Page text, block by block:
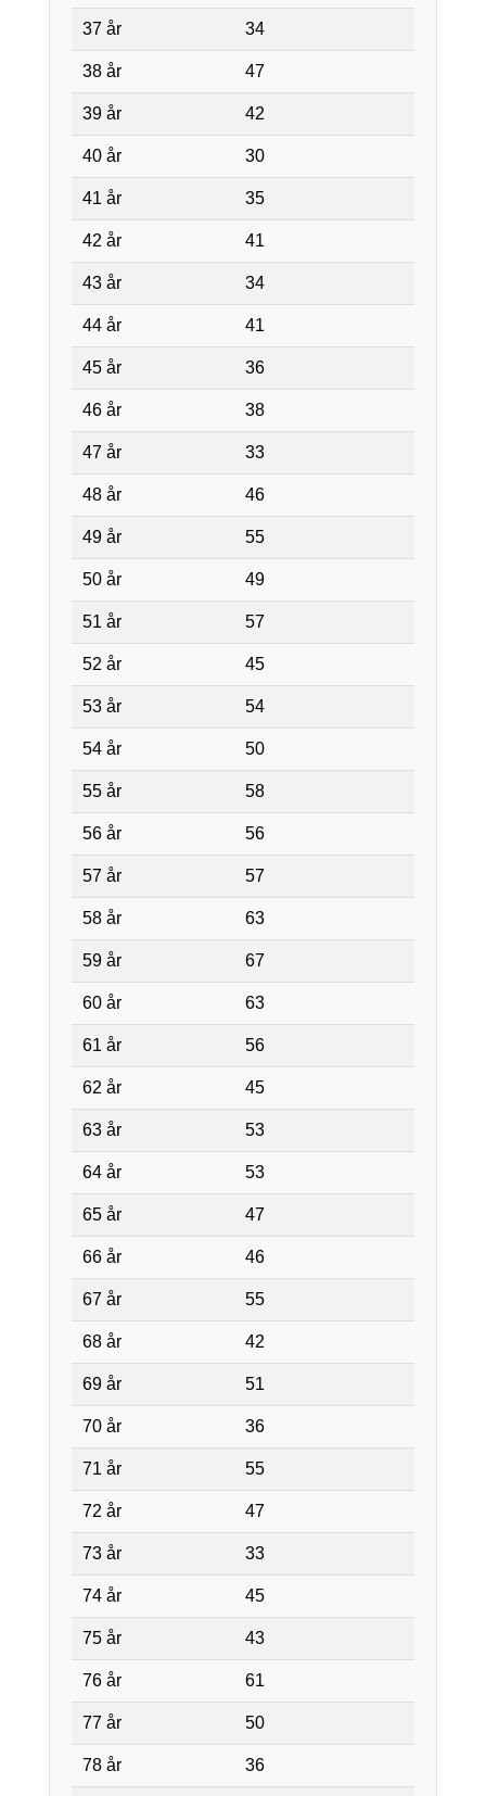
37 år 34
38 år 47
39 år 42
40 år 30
41 år 35
42 år 41
43 år 34
44 år 41
45 år 36
46 år 38
47 år 33
48 år 46
49 år 55
50 år 49
51 år 57
52 år 45
53 år 54
54 år 50
55 år 58
56 år 56
57 år 57
58 år 63
59 år 67
60 år 63
61 år 56
62 år 45
63 år 53
64 år 53
65 år 47
66 år 46
67 år 55
68 år 42
69 år 51
70 år 36
71 år 55
72 år 47
73 år 33
74 år 45
75 år 43
76 år 61
77 år 50
78 år 36